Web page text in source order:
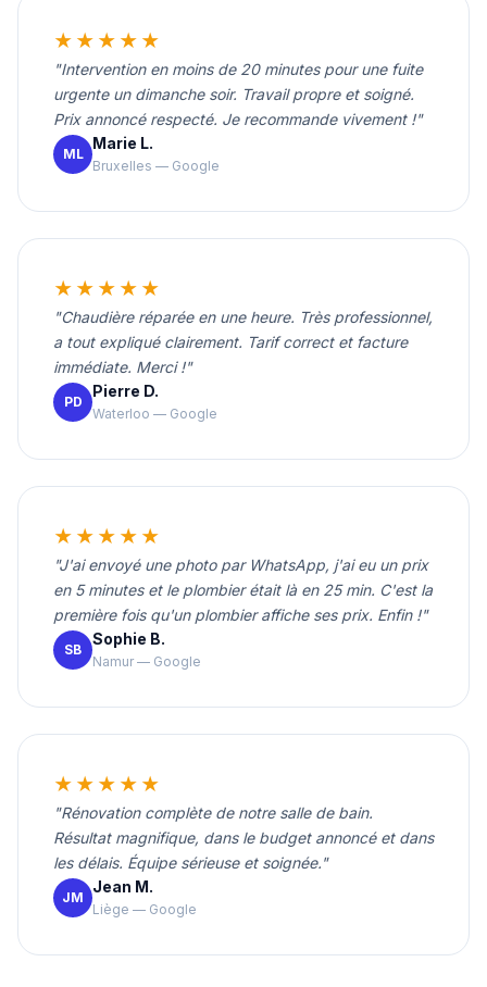
★★★★★
"Intervention en moins de 20 minutes pour une fuite
urgente un dimanche soir. Travail propre et soigné.
Prix annoncé respecté. Je recommande vivement !"
ML
Marie L.
Bruxelles — Google
★★★★★
"Chaudière réparée en une heure. Très professionnel,
a tout expliqué clairement. Tarif correct et facture
immédiate. Merci !"
PD
Pierre D.
Waterloo — Google
★★★★★
"J'ai envoyé une photo par WhatsApp, j'ai eu un prix
en 5 minutes et le plombier était là en 25 min. C'est la
première fois qu'un plombier affiche ses prix. Enfin !"
SB
Sophie B.
Namur — Google
★★★★★
"Rénovation complète de notre salle de bain.
Résultat magnifique, dans le budget annoncé et dans
les délais. Équipe sérieuse et soignée."
JM
Jean M.
Liège — Google